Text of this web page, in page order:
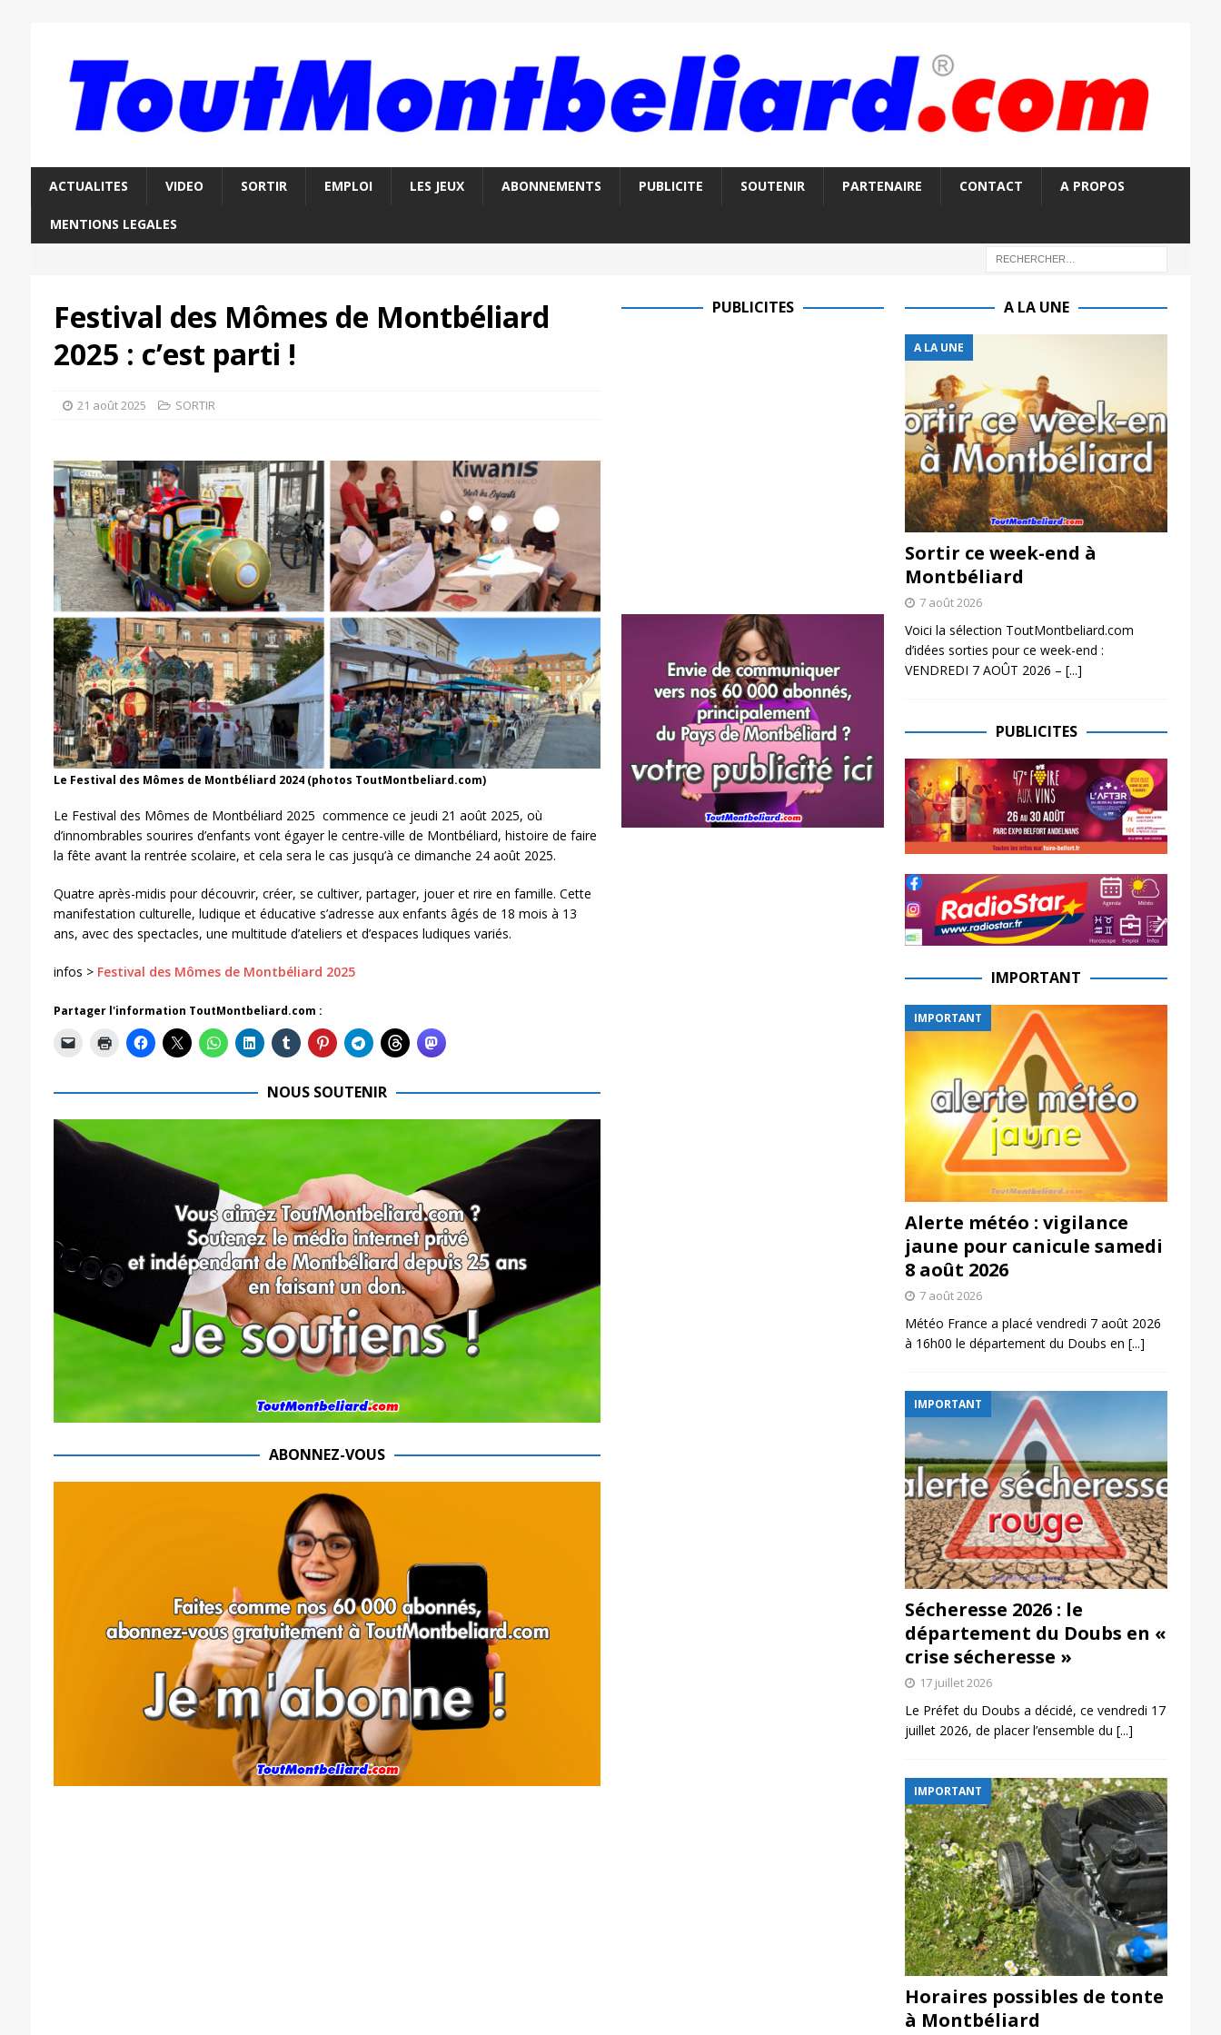
ACTUALITES VIDEO SORTIR EMPLOI LES JEUX ABONNEMENTS PUBLICITE SOUTENIR PARTENAIRE CONTACT A PROPOS
MENTIONS LEGALES
Festival des Mômes de Montbéliard
2025 : c’est parti !
21 août 2025 SORTIR
Le Festival des Mômes de Montbéliard 2024 (photos ToutMontbeliard.com)
Le Festival des Mômes de Montbéliard 2025 commence ce jeudi 21 août 2025, où
d’innombrables sourires d’enfants vont égayer le centre-ville de Montbéliard, histoire de faire
la fête avant la rentrée scolaire, et cela sera le cas jusqu’à ce dimanche 24 août 2025.
Quatre après-midis pour découvrir, créer, se cultiver, partager, jouer et rire en famille. Cette
manifestation culturelle, ludique et éducative s’adresse aux enfants âgés de 18 mois à 13
ans, avec des spectacles, une multitude d’ateliers et d’espaces ludiques variés.
infos > Festival des Mômes de Montbéliard 2025
Partager l'information ToutMontbeliard.com :
NOUS SOUTENIR
ABONNEZ-VOUS
PUBLICITES A LA UNE
A LA UNE
Sortir ce week-end à
Montbéliard
7 août 2026
Voici la sélection ToutMontbeliard.com
d’idées sorties pour ce week-end :
VENDREDI 7 AOÛT 2026 – [...]
PUBLICITES
IMPORTANT
IMPORTANT
Alerte météo : vigilance
jaune pour canicule samedi
8 août 2026
7 août 2026
Météo France a placé vendredi 7 août 2026
à 16h00 le département du Doubs en [...]
IMPORTANT
Sécheresse 2026 : le
département du Doubs en «
crise sécheresse »
17 juillet 2026
Le Préfet du Doubs a décidé, ce vendredi 17
juillet 2026, de placer l’ensemble du [...]
IMPORTANT
Horaires possibles de tonte
à Montbéliard